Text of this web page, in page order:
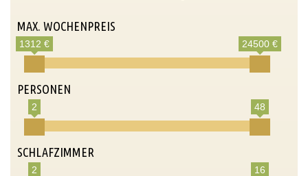
MAX. WOCHENPREIS
1312 € 24500 €
PERSONEN
2 48
SCHLAFZIMMER
2 16